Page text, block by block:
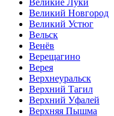
Великие Луки
Великий Новгород
Великий Устюг
Вельск
Венёв
Верещагино
Верея
Верхнеуральск
Верхний Тагил
Верхний Уфалей
Верхняя Пышма